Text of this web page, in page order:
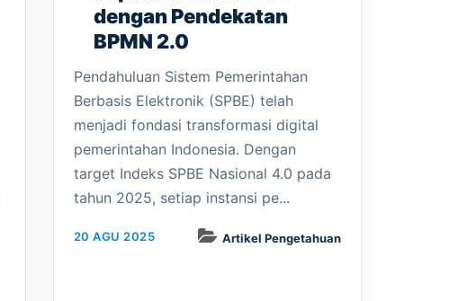
dengan Pendekatan
BPMN 2.0
Pendahuluan Sistem Pemerintahan
Berbasis Elektronik (SPBE) telah
menjadi fondasi transformasi digital
pemerintahan Indonesia. Dengan
target Indeks SPBE Nasional 4.0 pada
tahun 2025, setiap instansi pe...
20 AGU 2025 Artikel Pengetahuan